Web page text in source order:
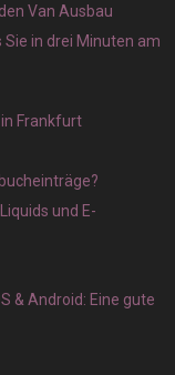
Van Ausbau
in drei Minuten am
Frankfurt
und E-
& Android: Eine gute